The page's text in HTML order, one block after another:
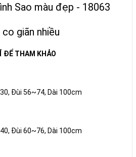
Sao màu đẹp - 18063
giãn nhiều
ĐỂ THAM KHẢO
Đùi 56~74, Dài 100cm
Đùi 60~76, Dài 100cm